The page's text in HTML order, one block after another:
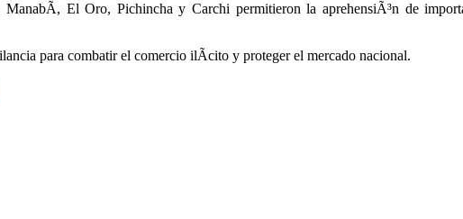
El Oro, Pichincha y Carchi permitieron la aprehensiÃ³n de
para combatir el comercio ilÃ­cito y proteger el mercado nacional.